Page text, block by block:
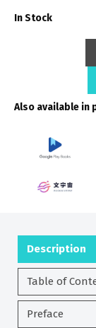
In Stock
Also available in
Description
Table of
Preface